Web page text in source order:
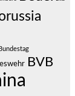
Bundestag
BVB